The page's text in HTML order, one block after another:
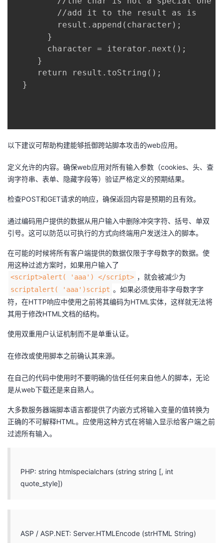
         //add it to the result as is
         result.append(character);
       }
       character = iterator.next();
     }
     return result.toString();
  }
以下建议可帮助构建能够抵御跨站脚本攻击的web应用。
定义允许的内容。确保web应用对所有输入参数（cookies、头、查
询字符串、表单、隐藏字段等）验证严格定义的预期结果。
检查POST和GET请求的响应，确保返回内容是预期的且有效。
通过编码用户提供的数据从用户输入中删除冲突字符、括号、单双
引号。这可以防范以可执行的方式向终端用户发送注入的脚本。
在可能的时候将所有客户端提供的数据仅限于字母数字的数据。使
用这种过滤方案时，如果用户输入了
<script>alert( 'aaa') </script> ，就会被减少为
scriptalert( 'aaa')script 。如果必须使用非字母数字字
符，在HTTP响应中使用之前将其编码为HTML实体，这样就无法将
其用于修改HTML文档的结构。
使用双重用户认证机制而不是单重认证。
在修改或使用脚本之前确认其来源。
在自己的代码中使用时不要明确的信任任何来自他人的脚本，无论
是从web下载还是来自熟人。
大多数服务器端脚本语言都提供了内嵌方式将输入变量的值转换为
正确的不可解释HTML。应使用这种方式在将输入显示给客户端之前
过滤所有输入。
PHP: string htmlspecialchars (string string [, int
quote_style])
ASP / ASP.NET: Server.HTMLEncode (strHTML String)